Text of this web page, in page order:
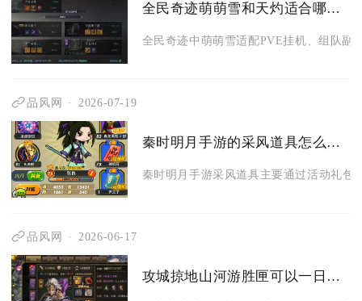
全民奇迹萌萌雪和天灼适合哪种游戏玩法
全民奇迹中萌萌雪适配PVE挂机、组队副
品风网 2026-07-19
秦时明月手游的采风道具怎么获取啊
秦时明月手游采风道具主要通过活动礼包
品风网 2026-06-17
攻城掠地山河游胜匣可以一日游吗